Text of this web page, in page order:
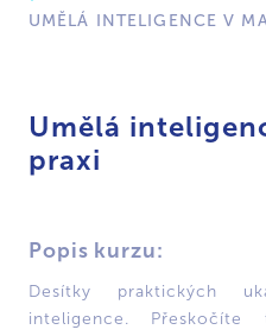
UMĚLÁ INTELIGENCE V
Umělá
praxi
Popis kurzu:
Desítky praktických
inteligence.